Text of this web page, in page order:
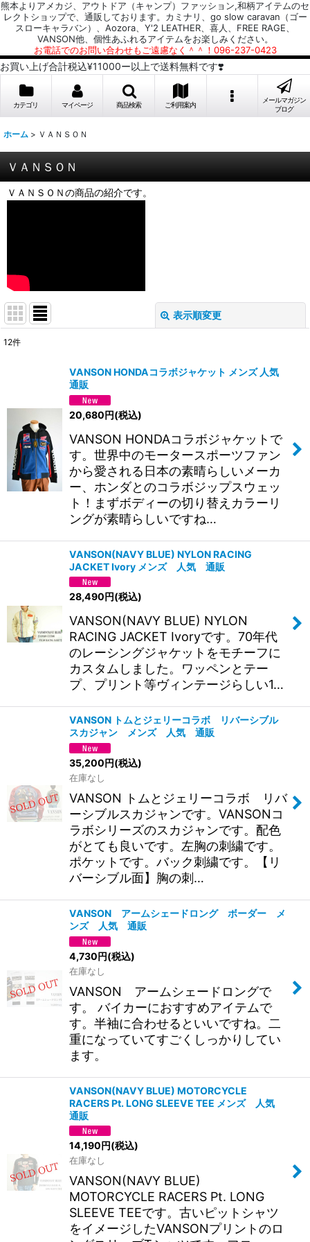
熊本よりアメカジ、アウトドア（キャンプ）ファッション,和柄アイテムのセ
レクトショップで、通販しております。カミナリ、go slow caravan（ゴー
スローキャラバン）、Aozora、Y'2 LEATHER、喜人、FREE RAGE、
VANSON他、個性あふれるアイテムをお楽しみください。
お電話でのお問い合わせもご遠慮なく＾＾！096-237-0423
お買い上げ合計税込¥11000ー以上で送料無料です❣️
カテゴリ マイページ 商品検索 ご利用案内
メールマガジン
ブログ
ホーム > ＶＡＮＳＯＮ
ＶＡＮＳＯＮ
ＶＡＮＳＯＮの商品の紹介です。
表示順変更
並び順:
絞り込む
12件
VANSON HONDAコラボジャケット メンズ 人気
通販
20,680円(税込)
VANSON HONDAコラボジャケットで
す。世界中のモータースポーツファン
から愛される日本の素晴らしいメーカ
ー、ホンダとのコラボジップスウェッ
ト！まずボディーの切り替えカラーリ
ングが素晴らしいですね…
VANSON(NAVY BLUE) NYLON RACING
JACKET Ivory メンズ 人気 通販
28,490円(税込)
VANSON(NAVY BLUE) NYLON
RACING JACKET Ivoryです。70年代
のレーシングジャケットをモチーフに
カスタムしました。ワッペンとテー
プ、プリント等ヴィンテージらしい1…
VANSON トムとジェリーコラボ リバーシブル
スカジャン メンズ 人気 通販
35,200円(税込)
在庫なし
VANSON トムとジェリーコラボ リバ
ーシブルスカジャンです。VANSONコ
ラボシリーズのスカジャンです。配色
がとても良いです。左胸の刺繍です。
ポケットです。バック刺繍です。【リ
バーシブル面】胸の刺…
VANSON アームシェードロング ボーダー メ
ンズ 人気 通販
4,730円(税込)
在庫なし
VANSON アームシェードロングで
す。 バイカーにおすすめアイテムで
す。半袖に合わせるといいですね。二
重になっていてすごくしっかりしてい
ます。
VANSON(NAVY BLUE) MOTORCYCLE
RACERS Pt. LONG SLEEVE TEE メンズ 人気
通販
14,190円(税込)
在庫なし
VANSON(NAVY BLUE)
MOTORCYCLE RACERS Pt. LONG
SLEEVE TEEです。古いピットシャツ
をイメージしたVANSONプリントのロ